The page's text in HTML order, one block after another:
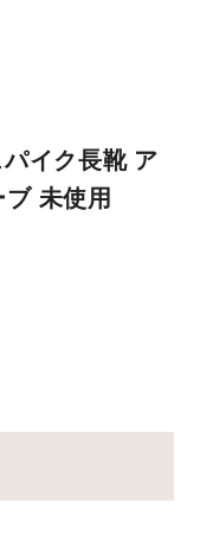
イク長靴 ア
未使用